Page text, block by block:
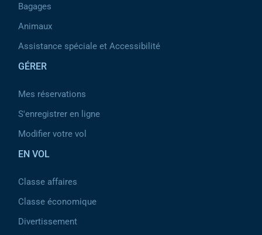
Bagages
Animaux
Assistance spéciale et Accessibilité
GÉRER
Mes réservations
S'enregistrer en ligne
Modifier votre vol
EN VOL
Classe affaires
Classe économique
Divertissement